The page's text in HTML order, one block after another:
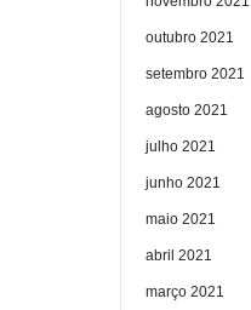
outubro 2021
setembro 2021
agosto 2021
julho 2021
junho 2021
maio 2021
abril 2021
março 2021